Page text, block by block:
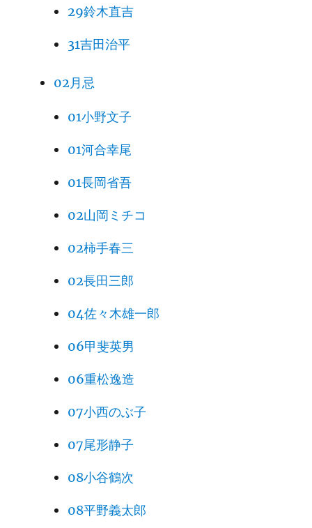
29鈴木直吉
31吉田治平
02月忌
01小野文子
01河合幸尾
01長岡省吾
02山岡ミチコ
02柿手春三
02長田三郎
04佐々木雄一郎
06甲斐英男
06重松逸造
07小西のぶ子
07尾形静子
08小谷鶴次
08平野義太郎